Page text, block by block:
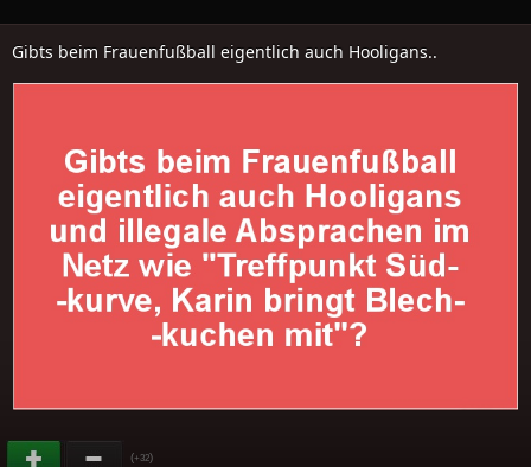
Gibts beim Frauenfußball eigentlich auch Hooligans..
(+32)